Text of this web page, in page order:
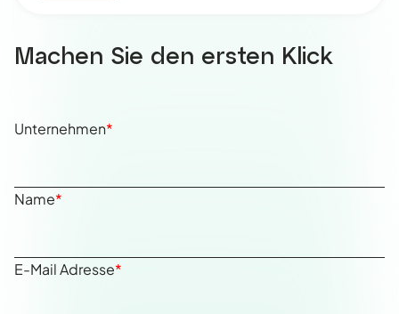
Machen Sie den ersten Klick
Unternehmen*
Name*
E-Mail Adresse*